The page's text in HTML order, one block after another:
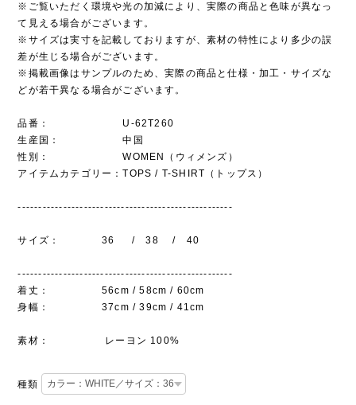
※ご覧いただく環境や光の加減により、実際の商品と色味が異なっ
て見える場合がございます。
※サイズは実寸を記載しておりますが、素材の特性により多少の誤
差が生じる場合がございます。
※掲載画像はサンプルのため、実際の商品と仕様・加工・サイズな
どが若干異なる場合がございます。
品番： U-62T260
生産国： 中国
性別： WOMEN（ウィメンズ）
アイテムカテゴリー：TOPS / T-SHIRT（トップス）
----------------------------------------------------
サイズ： 36 / 38 / 40
----------------------------------------------------
着丈： 56cm / 58cm / 60cm
身幅： 37cm / 39cm / 41cm
素材： レーヨン 100%
種類